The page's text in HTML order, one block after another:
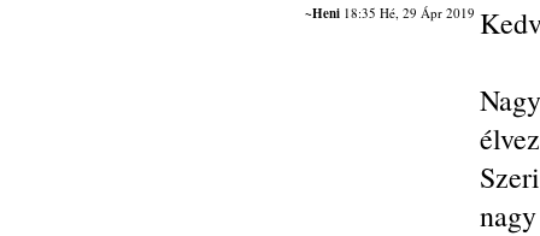
~Heni18:35 Hé, 29 Ápr 2019